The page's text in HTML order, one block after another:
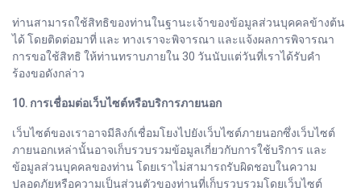
ท่านสามารถใช้สิทธิของท่านในฐานะเจ้าของข้อมูลส่วนบุคคลข้างต้น
ได้ โดยติดต่อมาที่ และ ทางเราจะพิจารณา และแจ้งผลการพิจารณา
การขอใช้สิทธิ ให้ท่านทราบภายใน 30 วันนับแต่วันที่เราได้รับคำ
ร้องขอดังกล่าว
10. การเชื่อมต่อเว็บไซต์หรือบริการภายนอก
เว็บไซต์ของเราอาจมีลิงก์เชื่อมโยงไปยังเว็บไซต์ภายนอกซึ่งเว็บไซต์
ภายนอกเหล่านั้นอาจเก็บรวบรวมข้อมูลเกี่ยวกับการใช้บริการ และ
ข้อมูลส่วนบุคคลของท่าน โดยเราไม่สามารถรับผิดชอบในความ
ปลอดภัยหรือความเป็นส่วนตัวของท่านที่เก็บรวบรวมโดยเว็บไซต์